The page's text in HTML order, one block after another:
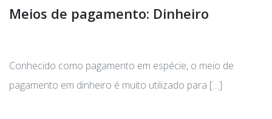
Meios de pagamento: Dinheiro
Conhecido como pagamento em espécie, o meio de
pagamento em dinheiro é muito utilizado para […]